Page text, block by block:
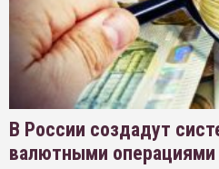
В России создадут
валютными операциями